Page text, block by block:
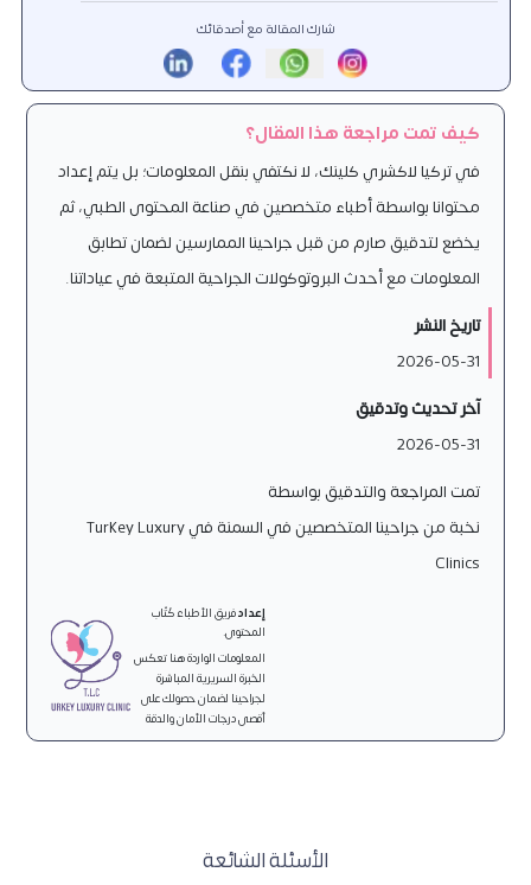
شارك المقالة مع أصدقائك
كيف تمت مراجعة هذا المقال؟
في تركيا لاكشري كلينك، لا نكتفي بنقل المعلومات؛ بل يتم إعداد
محتوانا بواسطة أطباء متخصصين في صناعة المحتوى الطبي، ثم
يخضع لتدقيق صارم من قبل جراحينا الممارسين لضمان تطابق
المعلومات مع أحدث البروتوكولات الجراحية المتبعة في عياداتنا.
تاريخ النشر
2026-05-31
آخر تحديث وتدقيق
2026-05-31
تمت المراجعة والتدقيق بواسطة
نخبة من جراحينا المتخصصين في السمنة في Turkey Luxury
Clinics
إعدادفريق الأطباء كُتّاب
المحتوى.
المعلومات الواردة هنا تعكس
الخبرة السريرية المباشرة
لجراحينا لضمان حصولك على
أقصى درجات الأمان والدقة
الأسئلة الشائعة